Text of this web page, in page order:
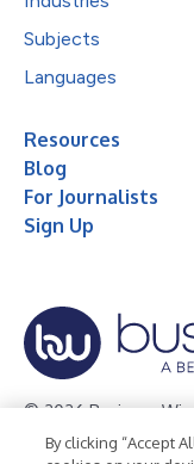
Subjects
Languages
Resources
Blog
For Journalists
Sign Up
© 2026 Business
Privacy Policy
By clicking “Accept